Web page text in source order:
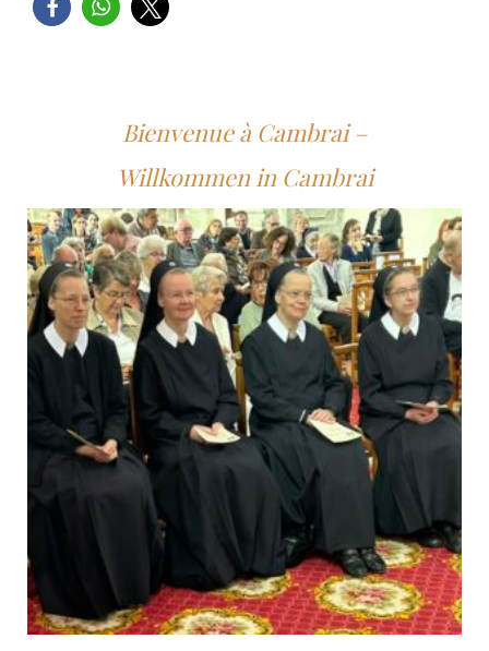
Bienvenue à Cambrai –
Willkommen in Cambrai